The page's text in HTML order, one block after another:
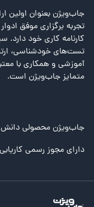
جاب‌ویژن بعنوان اولین
تجربه برگزاری موفق
کارنامه کاری خود دارد.
تست‌های خودشناسی،
آموزشی و همکاری با
متمایز جاب‌ویژن است.
جاب‌ویژن محصولی دانش
دارای مجوز رسمی